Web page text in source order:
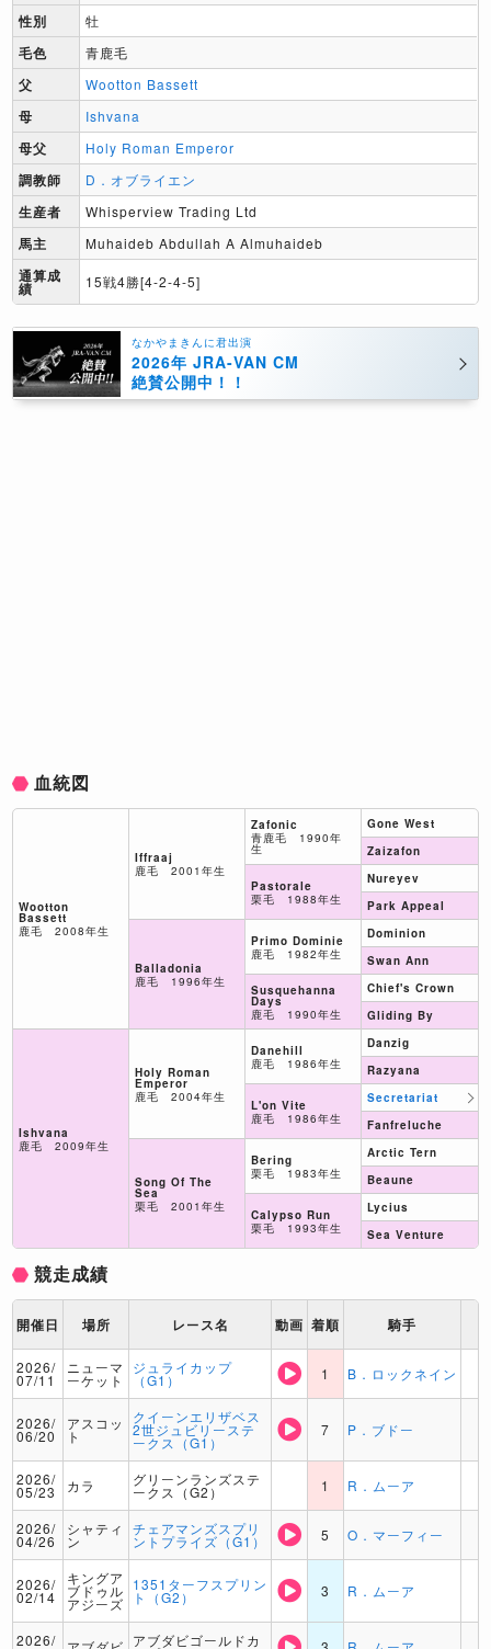
性別 牡
毛色 青鹿毛
父 Wootton Bassett
母 Ishvana
母父 Holy Roman Emperor
調教師 D．オブライエン
生産者 Whisperview Trading Ltd
馬主 Muhaideb Abdullah A Almuhaideb
通算成
績 15戦4勝[4-2-4-5]
なかやまきんに君出演
2026年 JRA-VAN CM
絶賛公開中！！
血統図
Wootton
Bassett
鹿毛 2008年生
Ishvana
鹿毛 2009年生
Iffraaj
鹿毛 2001年生
Balladonia
鹿毛 1996年生
Holy Roman
Emperor
鹿毛 2004年生
Song Of The
Sea
栗毛 2001年生
Zafonic
青鹿毛 1990年
生
Pastorale
栗毛 1988年生
Primo Dominie
鹿毛 1982年生
Susquehanna
Days
鹿毛 1990年生
Danehill
鹿毛 1986年生
L'on Vite
鹿毛 1986年生
Bering
栗毛 1983年生
Calypso Run
栗毛 1993年生
Gone West
Zaizafon
Nureyev
Park Appeal
Dominion
Swan Ann
Chief's Crown
Gliding By
Danzig
Razyana
Secretariat
Fanfreluche
Arctic Tern
Beaune
Lycius
Sea Venture
競走成績
開催日 場所 レース名 動画 着順 騎手
2026/
07/11
ニューマ
ーケット
ジュライカップ
（G1） 1 B．ロックネイン
2026/
06/20
アスコッ
ト
クイーンエリザベス
2世ジュビリーステ
ークス（G1）
7 P．ブドー
2026/
05/23 カラ グリーンランズステ
ークス（G2） 1 R．ムーア
2026/
04/26
シャティ
ン
チェアマンズスプリ
ントプライズ（G1） 5 O．マーフィー
2026/
02/14
キングア
ブドゥル
アジーズ
1351ターフスプリン
ト（G2） 3 R．ムーア
2026/ アブダビゴールドカ